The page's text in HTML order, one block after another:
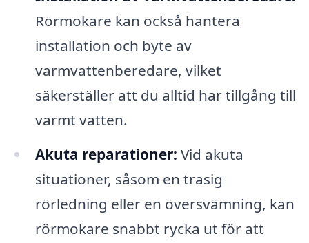
Rörmokare kan också hantera
installation och byte av
varmvattenberedare, vilket
säkerställer att du alltid har tillgång till
varmt vatten.
Akuta reparationer: Vid akuta
situationer, såsom en trasig
rörledning eller en översvämning, kan
rörmokare snabbt rycka ut för att